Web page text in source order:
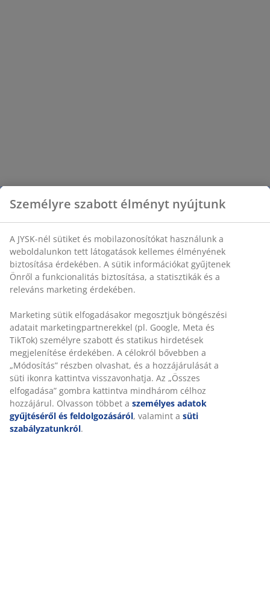
Személyre szabott élményt nyújtunk
A JYSK-nél sütiket és mobilazonosítókat használunk a
weboldalunkon tett látogatások kellemes élményének
biztosítása érdekében. A sütik információkat gyűjtenek
Önről a funkcionalitás biztosítása, a statisztikák és a
releváns marketing érdekében.
Marketing sütik elfogadásakor megosztjuk böngészési
adatait marketingpartnerekkel (pl. Google, Meta és
TikTok) személyre szabott és statikus hirdetések
megjelenítése érdekében. A célokról bővebben a
„Módosítás” részben olvashat, és a hozzájárulását a
süti ikonra kattintva visszavonhatja. Az „Összes
elfogadása” gombra kattintva mindhárom célhoz
hozzájárul. Olvasson többet a személyes adatok
gyűjtéséről és feldolgozásáról, valamint a süti
szabályzatunkról.